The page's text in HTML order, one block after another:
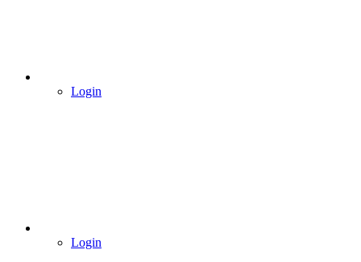
Login
Login